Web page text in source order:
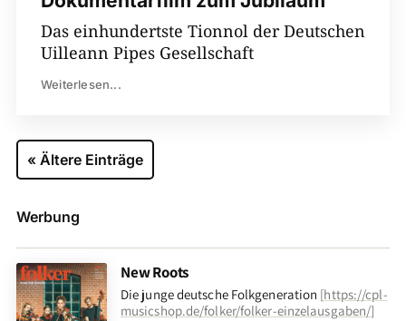
Das einhundertste Tionnol der Deutschen
Uilleann Pipes Gesellschaft
Weiterlesen...
« Ältere Einträge
Werbung
New Roots
Die junge deutsche Folkgeneration [https://cpl-
musicshop.de/folker/folker-einzelausgaben/]